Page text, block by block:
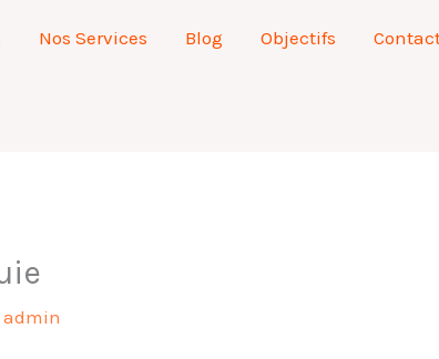
Nos Services Blog Objectifs
admin